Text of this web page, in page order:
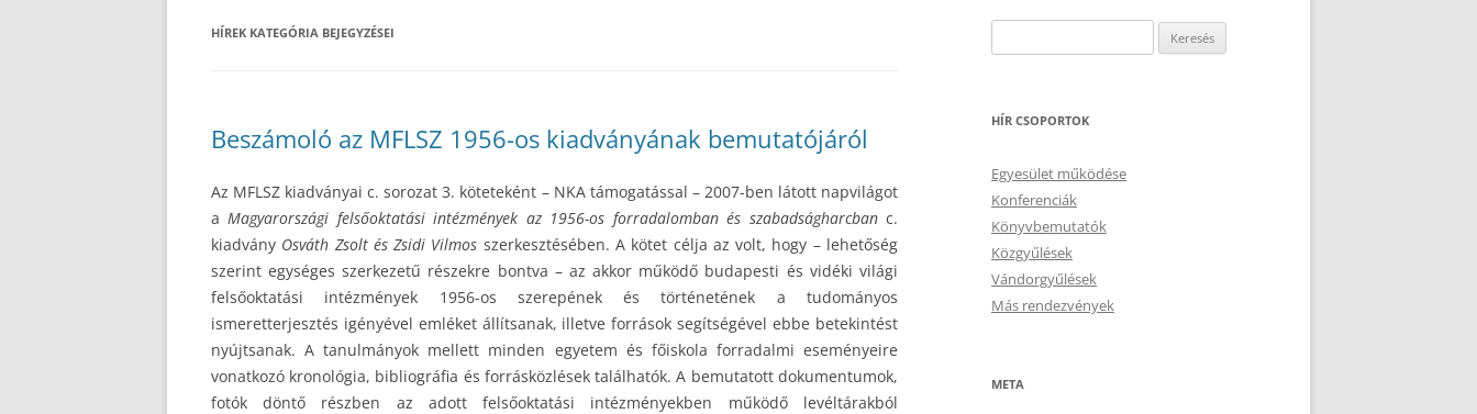
HÍREK KATEGÓRIA BEJEGYZÉSEI
Beszámoló az MFLSZ 1956-os kiadványának bemutatójáról
Az MFLSZ kiadványai c. sorozat 3. köteteként – NKA támogatással – 2007-ben látott napvilágot
aMagyarországi felsőoktatási intézmények az 1956-os forradalomban és szabadságharcbanc.
kiadvány Osváth Zsolt és Zsidi Vilmos szerkesztésében. A kötet célja az volt, hogy – lehetőség
szerint egységes szerkezetű részekre bontva – az akkor működő budapesti és vidéki világi
felsőoktatási intézmények 1956-os szerepének és történetének a tudományos
ismeretterjesztés igényével emléket állítsanak, illetve források segítségével ebbe betekintést
nyújtsanak. A tanulmányok mellett minden egyetem és főiskola forradalmi eseményeire
vonatkozó kronológia, bibliográfia és forrásközlések találhatók. A bemutatott dokumentumok,
fotók döntő részben az adott felsőoktatási intézményekben működő levéltárakból
HÍR CSOPORTOK
Egyesület működése
Konferenciák
Könyvbemutatók
Közgyűlések
Vándorgyűlések
Más rendezvények
META